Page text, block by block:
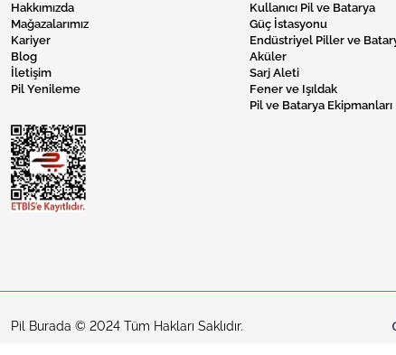
Hakkımızda
Mağazalarımız
Kariyer
Blog
İletişim
Pil Yenileme
Kullanıcı Pil ve Batarya
Güç İstasyonu
Endüstriyel Piller ve
Aküler
Sarj Aleti
Fener ve Işıldak
Pil ve Batarya Ekipmanları
Pil Burada © 2024 Tüm Hakları Saklıdır.